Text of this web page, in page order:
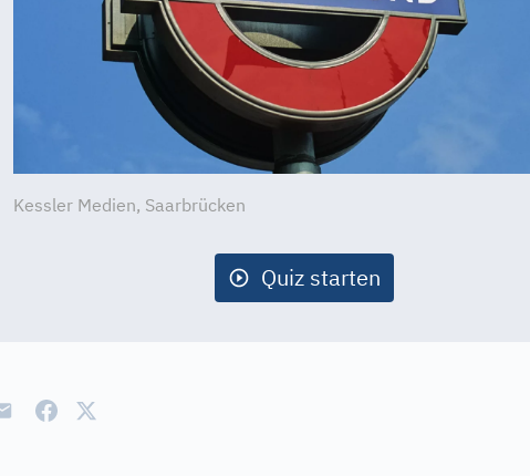
Kessler Medien, Saarbrücken
Quiz starten